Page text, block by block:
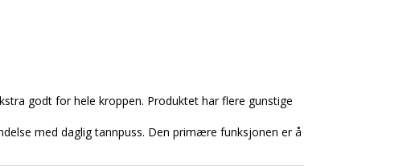
godt for hele kroppen. Produktet har flere gunstige
med daglig tannpuss. Den primære funksjonen er å